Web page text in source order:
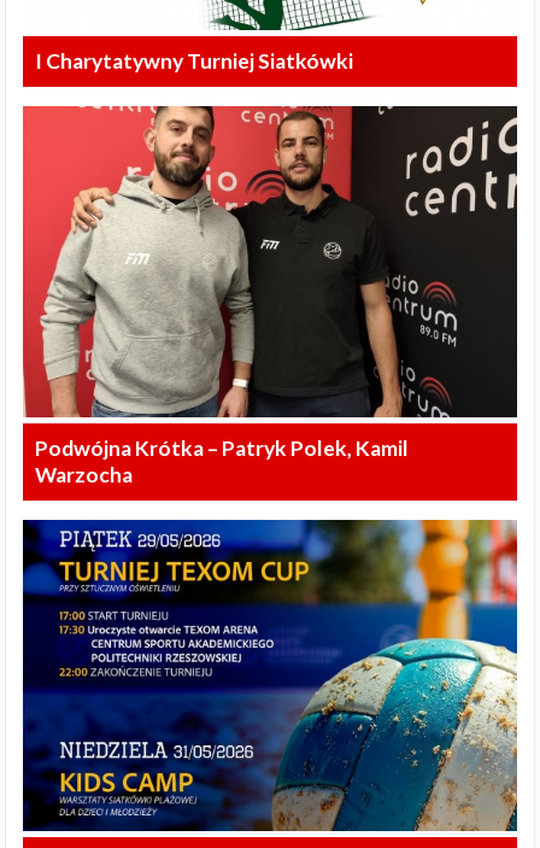
I Charytatywny Turniej Siatkówki
Podwójna Krótka – Patryk Polek, Kamil
Warzocha